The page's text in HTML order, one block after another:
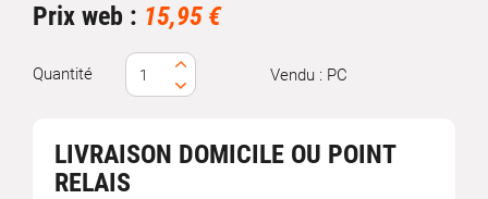
Prix web : 15,95 €
Quantité Vendu : PC
LIVRAISON DOMICILE OU POINT
RELAIS